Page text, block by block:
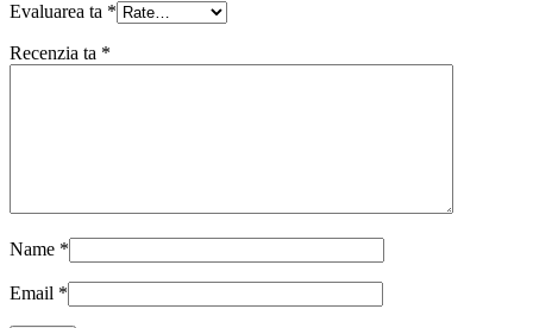
Evaluarea ta *
Recenzia ta *
Name *
Email *